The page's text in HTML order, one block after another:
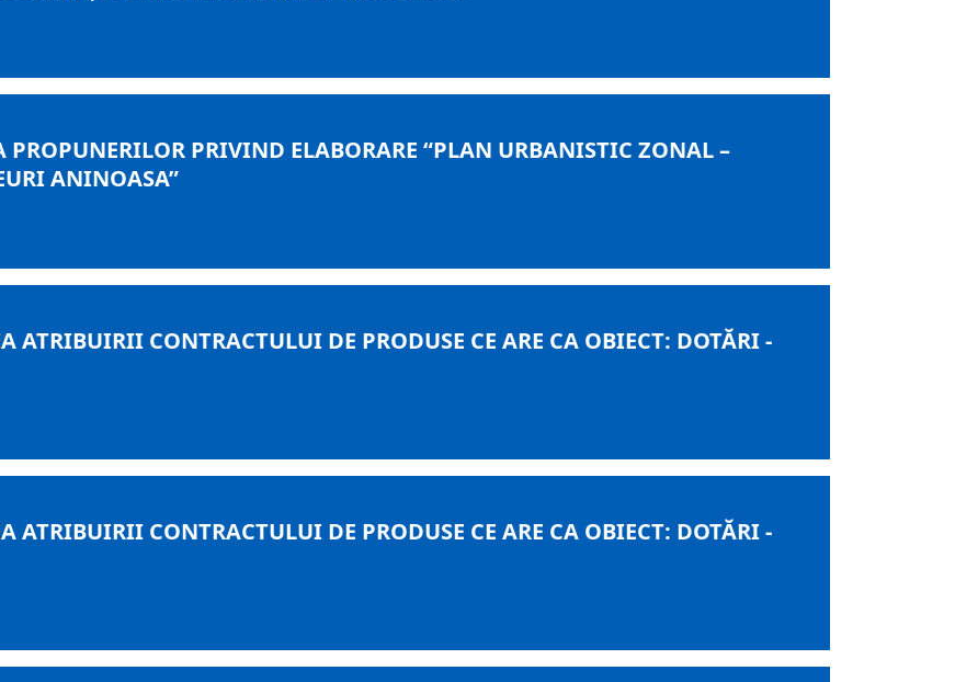
PROPUNERILOR PRIVIND ELABORARE “PLAN URBANISTIC ZONAL –
ANINOASA”
ATRIBUIRII CONTRACTULUI DE PRODUSE CE ARE CA OBIECT: DOTĂRI -
ATRIBUIRII CONTRACTULUI DE PRODUSE CE ARE CA OBIECT: DOTĂRI -